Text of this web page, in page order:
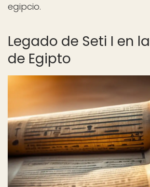
egipcio.
Legado de Seti I en
de Egipto